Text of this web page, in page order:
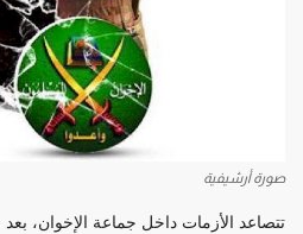
صورة أرشيفية
تتصاعد الأزمات داخل جماعة الإخوان، بعد